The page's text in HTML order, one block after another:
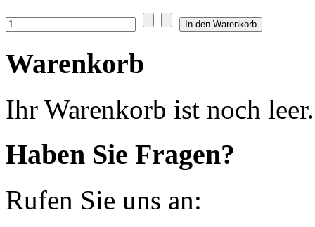
Warenkorb
Ihr Warenkorb ist noch leer.
Haben Sie Fragen?
Rufen Sie uns an: